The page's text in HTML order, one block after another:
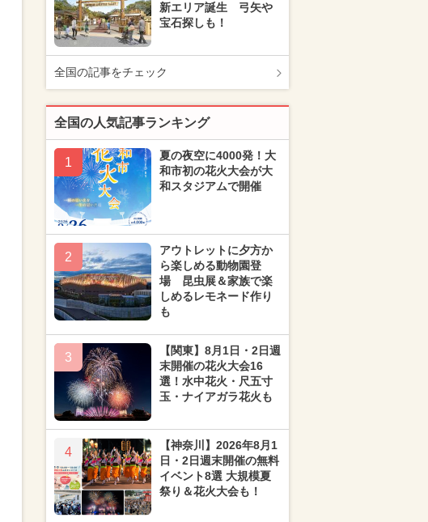
新エリア誕生 弓矢や
宝石探しも！
全国の記事をチェック
全国の人気記事ランキング
1
夏の夜空に4000発！大
和市初の花火大会が大
和スタジアムで開催
2
アウトレットに夕方か
ら楽しめる動物園登
場 昆虫展＆家族で楽
しめるレモネード作り
も
3
【関東】8月1日・2日週
末開催の花火大会16
選！水中花火・尺五寸
玉・ナイアガラ花火も
4
【神奈川】2026年8月1
日・2日週末開催の無料
イベント8選 大規模夏
祭り＆花火大会も！